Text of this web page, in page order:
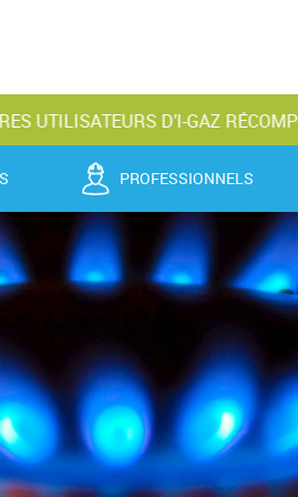
D’I-GAZ RÉCOMPENSÉS
PROFESSIONNELS